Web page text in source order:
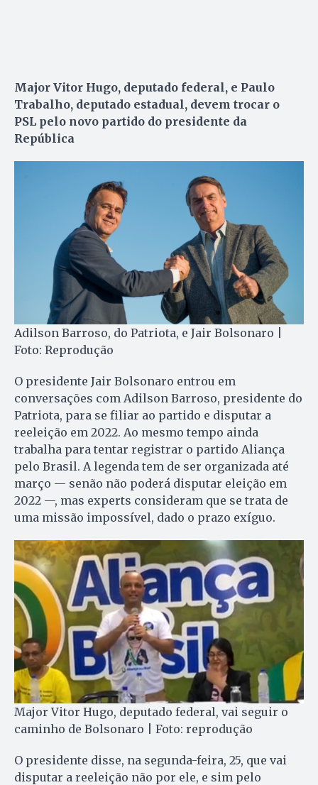
Major Vitor Hugo, deputado federal, e Paulo
Trabalho, deputado estadual, devem trocar o
PSL pelo novo partido do presidente da
República
Adilson Barroso, do Patriota, e Jair Bolsonaro |
Foto: Reprodução
O presidente Jair Bolsonaro entrou em
conversações com Adilson Barroso, presidente do
Patriota, para se filiar ao partido e disputar a
reeleição em 2022. Ao mesmo tempo ainda
trabalha para tentar registrar o partido Aliança
pelo Brasil. A legenda tem de ser organizada até
março — senão não poderá disputar eleição em
2022 —, mas experts consideram que se trata de
uma missão impossível, dado o prazo exíguo.
Major Vitor Hugo, deputado federal, vai seguir o
caminho de Bolsonaro | Foto: reprodução
O presidente disse, na segunda-feira, 25, que vai
disputar a reeleição não por ele, e sim pelo